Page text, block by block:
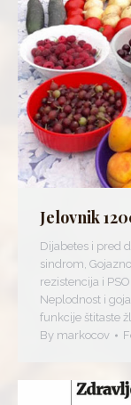
Jelovnik
Dijabetes i pred
sindrom,
rezistencija i
Neplodnost i
funkcije štitaste
By markocov